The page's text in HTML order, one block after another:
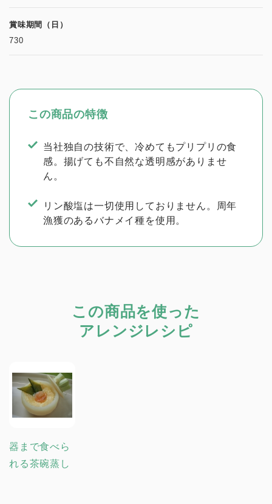
賞味期間（日）
730
この商品の特徴
当社独自の技術で、冷めてもプリプリの食
感。揚げても不自然な透明感がありませ
ん。
リン酸塩は一切使用しておりません。周年
漁獲のあるバナメイ種を使用。
この商品を使った
アレンジレシピ
器まで食べら
れる茶碗蒸し